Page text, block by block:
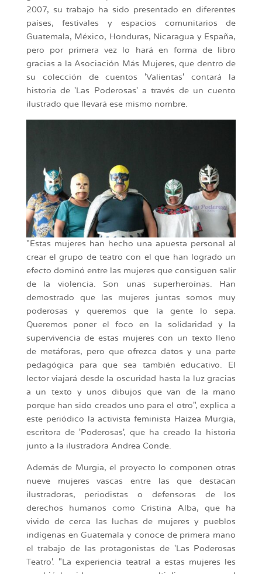
2007, su trabajo ha sido presentado en diferentes
países, festivales y espacios comunitarios de
Guatemala, México, Honduras, Nicaragua y España,
pero por primera vez lo hará en forma de libro
gracias a la Asociación Más Mujeres, que dentro de
su colección de cuentos 'Valientas' contará la
historia de 'Las Poderosas' a través de un cuento
ilustrado que llevará ese mismo nombre.
"Estas mujeres han hecho una apuesta personal al
crear el grupo de teatro con el que han logrado un
efecto dominó entre las mujeres que consiguen salir
de la violencia. Son unas superheroínas. Han
demostrado que las mujeres juntas somos muy
poderosas y queremos que la gente lo sepa.
Queremos poner el foco en la solidaridad y la
supervivencia de estas mujeres con un texto lleno
de metáforas, pero que ofrezca datos y una parte
pedagógica para que sea también educativo. El
lector viajará desde la oscuridad hasta la luz gracias
a un texto y unos dibujos que van de la mano
porque han sido creados uno para el otro", explica a
este periódico la activista feminista Haizea Murgia,
escritora de 'Poderosas', que ha creado la historia
junto a la ilustradora Andrea Conde.
Además de Murgia, el proyecto lo componen otras
nueve mujeres vascas entre las que destacan
ilustradoras, periodistas o defensoras de los
derechos humanos como Cristina Alba, que ha
vivido de cerca las luchas de mujeres y pueblos
indígenas en Guatemala y conoce de primera mano
el trabajo de las protagonistas de 'Las Poderosas
Teatro'. "La experiencia teatral a estas mujeres les